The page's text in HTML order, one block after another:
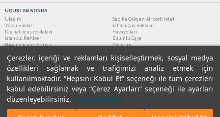
Çerezler, içeriği ve reklamları kişiselleştirmek, sosyal medya
özellikleri sağlamak ve trafiğimizi analiz etmek için
kullanılmaktadır. “Hepsini Kabul Et” seçeneği ile tüm çerezleri
kabul edebilirsiniz veya “Çerez Ayarları” seçeneği ile ayarları
düzenleyebilirsiniz. Çerez Politikası
UÇUŞTAN SONRA
Ulaşım
Sabiha Gökçen Airport Hotel
Yolcu Hakları
İç hat uçuş noktaları
Dış hat uçuş noktaları
Havayolları
İstanbul Rehberi
Buluntu Eşya
Bagaj Emanet Servisi
Alışveriş